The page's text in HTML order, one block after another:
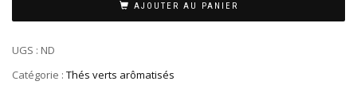
AJOUTER AU PANIER
UGS : ND
Catégorie : Thés verts arômatisés